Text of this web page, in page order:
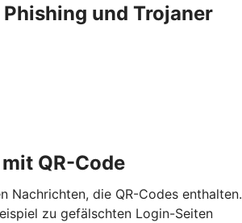
und Trojaner
QR-Code
Nachrichten, die QR-Codes enthalten.
zu gefälschten Login-Seiten